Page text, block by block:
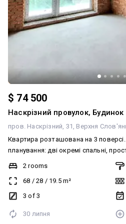
$ 74 500
Наскрізний провулок, Будинок
пров. Наскрізний, 31 Верхня
Квартира розташована на 3 поверсі. - сучасне та комфортне
планування: дві окремі спальні,
великий передпокій, санвузол та
обєкт в чорновому варіанті. При
стяжка, штукатурка, розводка
двоконтурний котел, лічильники - 3-
(прогнозований термін введення і
2 rooms
68 / 28 / 19.5m²
3 of 3
30 липня